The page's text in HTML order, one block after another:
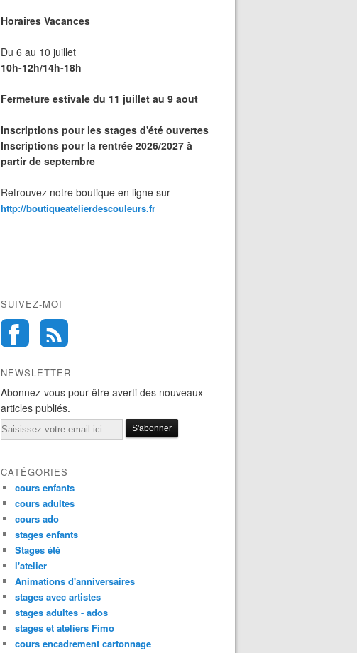
Horaires Vacances
Du 6 au 10 juillet
10h-12h/14h-18h
Fermeture estivale du 11 juillet au 9 aout
Inscriptions pour les stages d'été ouvertes
Inscriptions pour la rentrée 2026/2027 à
partir de septembre
Retrouvez notre boutique en ligne sur
http://boutiqueatelierdescouleurs.fr
SUIVEZ-MOI
NEWSLETTER
Abonnez-vous pour être averti des nouveaux
articles publiés.
Email
CATÉGORIES
cours enfants
cours adultes
cours ado
stages enfants
Stages été
l'atelier
Animations d'anniversaires
stages avec artistes
stages adultes - ados
stages et ateliers Fimo
cours encadrement cartonnage